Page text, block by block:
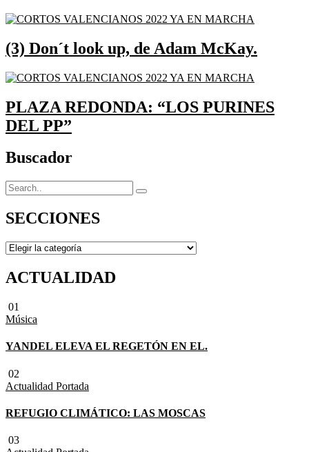
(3) Don´t look up, de Adam McKay.
PLAZA REDONDA: “LOS PURINES
DEL PP”
Buscador
SECCIONES
SECCIONES
ACTUALIDAD
01
Música
YANDEL ELEVA EL REGETÓN EN EL.
02
Actualidad Portada
REFUGIO CLIMÁTICO: LAS MOSCAS
03